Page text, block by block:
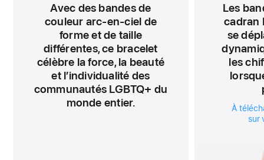
Avec des bandes de
couleur arc-en-ciel de
forme et de taille
différentes, ce bracelet
célèbre la force, la beauté
et l’individualité des
communautés LGBTQ+ du
monde entier.
Les
cadran
se
les
À
sur